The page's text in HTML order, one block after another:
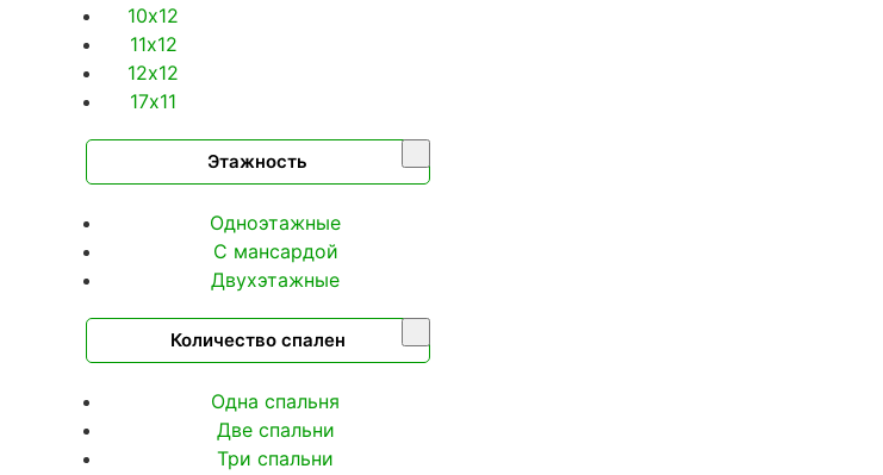
10х12
11х12
12х12
17х11
Этажность
Одноэтажные
С мансардой
Двухэтажные
Количество спален
Одна спальня
Две спальни
Три спальни